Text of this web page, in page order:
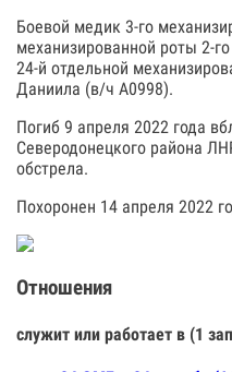
Боевой медик 3-го
механизированной роты 2-
24-й отдельной
Даниила (в/ч А0998).
Погиб 9 апреля 2022 года
Северодонецкого района
обстрела.
Похоронен 14 апреля 2022
Отношения
служит или работает в (1